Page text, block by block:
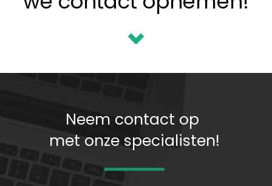
Neem contact op
met onze specialisten!